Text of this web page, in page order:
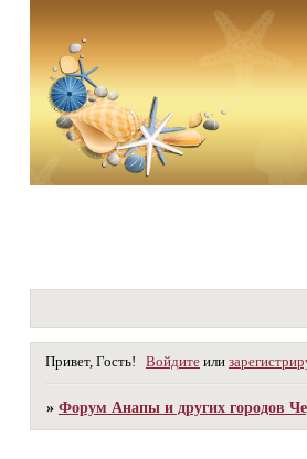
Привет, Гость! Войдите или
» Форум Анапы и других городов